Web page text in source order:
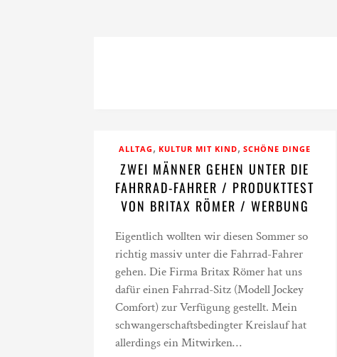
ALLTAG , KULTUR MIT KIND, SCHÖNE DINGE
ZWEI MÄNNER GEHEN UNTER DIE
FAHRRAD-FAHRER / PRODUKTTEST
VON BRITAX RÖMER / WERBUNG
Eigentlich wollten wir diesen Sommer so
richtig massiv unter die Fahrrad-Fahrer
gehen. Die Firma Britax Römer hat uns
dafür einen Fahrrad-Sitz (Modell Jockey
Comfort) zur Verfügung gestellt. Mein
schwangerschaftsbedingter Kreislauf hat
allerdings ein Mitwirken…